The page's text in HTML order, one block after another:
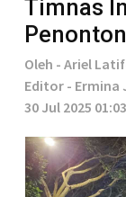
Timnas
Oleh - Ariel
Editor - Ermina
30 Jul 2025